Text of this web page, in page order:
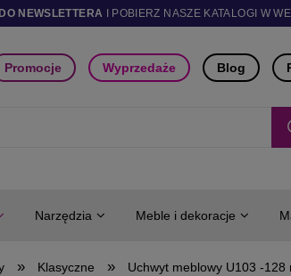
NEWSLETTERA I POBIERZ NASZE KATALOGI W
Promocje Wyprzedaże Blog
Narzędzia Meble i dekoracje
» Klasyczne » Uchwyt meblowy U103 -128